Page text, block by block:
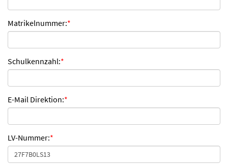
Matrikelnummer:*
Schulkennzahl:*
E-Mail Direktion:*
LV-Nummer:*